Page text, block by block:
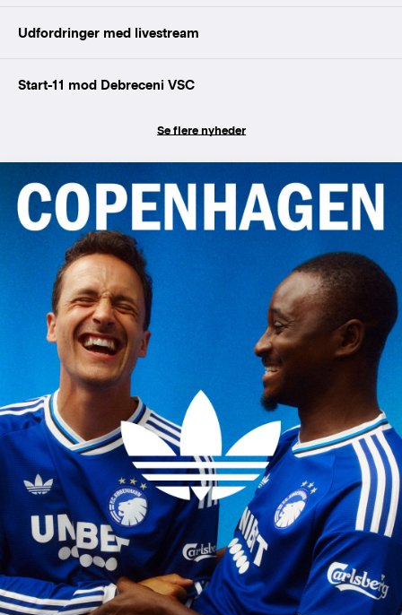
Udfordringer med livestream
Start-11 mod Debreceni VSC
Se flere nyheder